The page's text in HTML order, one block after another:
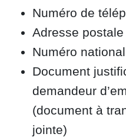
Numéro de
Adresse postale
Numéro national
Document
demandeur
(document à
jointe)